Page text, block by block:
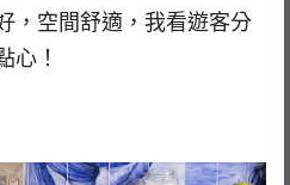
，空間舒適，我看遊客分
心！